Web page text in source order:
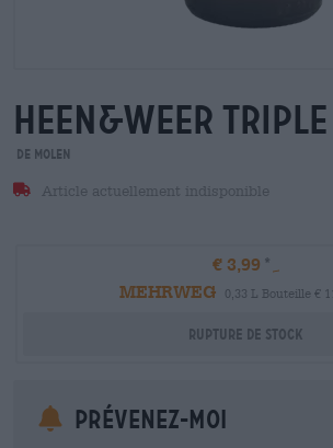
heen&weer triple
De Molen
Article actuellement indisponible
€ 3,99
MEHRWEG
0,33 L Bouteille €
Rupture de stock
Prévenez-moi